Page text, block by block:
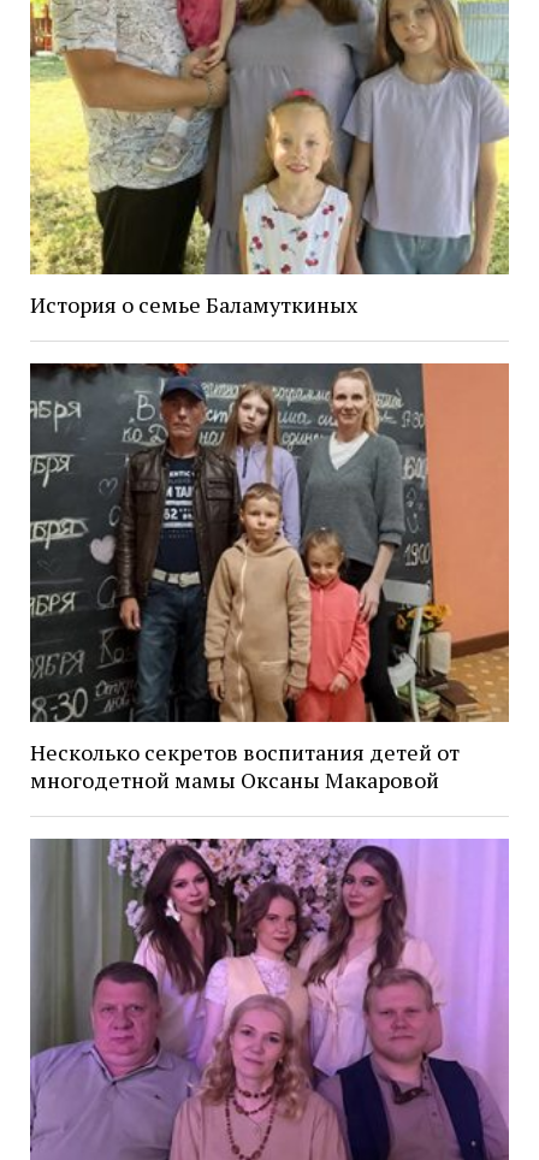
История о семье Баламуткиных
Несколько секретов воспитания детей от
многодетной мамы Оксаны Макаровой